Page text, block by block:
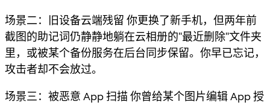
场景二：旧设备云端残留 你更换了新手机，但两年前
截图的助记词仍静静地躺在云相册的"最近删除"文件夹
里，或被某个备份服务在后台同步保留。你早已忘记，
攻击者却不会放过。
场景三：被恶意 App 扫描 你曾给某个图片编辑 App 授